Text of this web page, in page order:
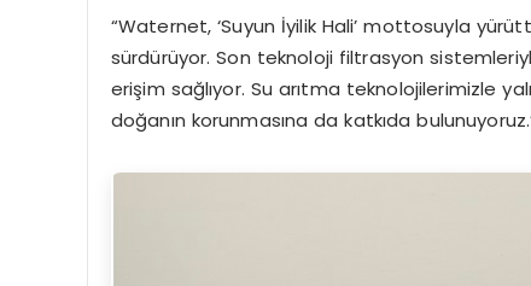
“Waternet, ‘Suyun İyilik Hali’ mottosuyla
sürdürüyor. Son teknoloji filtrasyon
erişim sağlıyor. Su arıtma teknolojilerimizle
doğanın korunmasına da katkıda